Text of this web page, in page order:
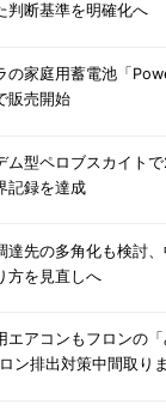
判断基準を明確化へ
の家庭用蓄電池「
販売開始
ム型ペロブスカイト
記録を達成
達先の多角化も検討
方を見直しへ
エアコンもフロンの
ン排出対策中間取り